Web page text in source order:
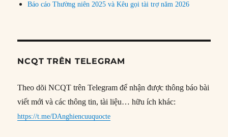
Báo cáo Thường niên 2025 và Kêu gọi tài trợ năm 2026
NCQT TRÊN TELEGRAM
Theo dõi NCQT trên Telegram để nhận được thông báo bài
viết mới và các thông tin, tài liệu… hữu ích khác:
https://t.me/DAnghiencuuquocte